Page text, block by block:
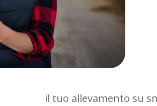
il tuo allevamento su